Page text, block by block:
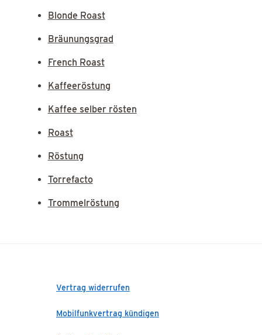
Blonde Roast
Bräunungsgrad
French Roast
Kaffeeröstung
Kaffee selber rösten
Roast
Röstung
Torrefacto
Trommelröstung
Vertrag widerrufen
Mobilfunkvertrag kündigen